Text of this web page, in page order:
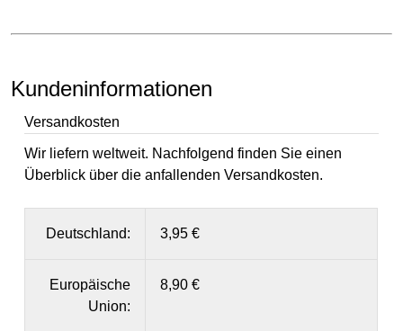
Kundeninformationen
Versandkosten
Wir liefern weltweit. Nachfolgend finden Sie einen
Überblick über die anfallenden Versandkosten.
Deutschland: 3,95 €
Europäische
Union:
8,90 €